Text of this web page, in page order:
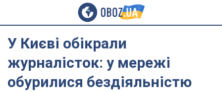
У Києві обікрали
журналісток: у мережі
обурилися бездіяльністю